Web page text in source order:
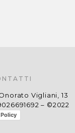
Vigliani, 13
– ©2022